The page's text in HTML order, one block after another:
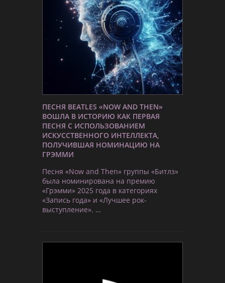
ПЕСНЯ BEATLES «NOW AND THEN»
ВОШЛА В ИСТОРИЮ КАК ПЕРВАЯ
ПЕСНЯ С ИСПОЛЬЗОВАНИЕМ
ИСКУССТВЕННОГО ИНТЕЛЛЕКТА,
ПОЛУЧИВШАЯ НОМИНАЦИЮ НА
ГРЭММИ
Песня «Now and Then» группы «Битлз»
была номинирована на премию
«Грэмми» 2025 года в категориях
«Запись года» и «Лучшее рок-
выступление». …